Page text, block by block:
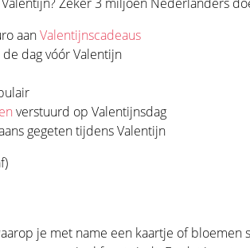
aanValentijnscadeaus
dag vóór Valentijn
verstuurd op Valentijnsdag
gegeten tijdens Valentijn
je met name een kaartje of